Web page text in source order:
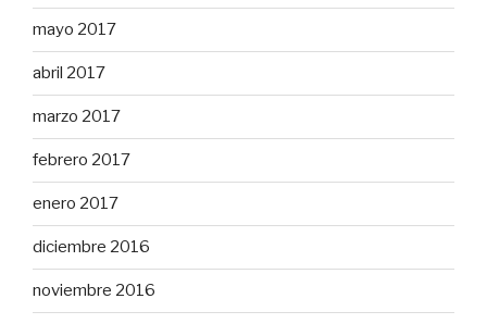
mayo 2017
abril 2017
marzo 2017
febrero 2017
enero 2017
diciembre 2016
noviembre 2016